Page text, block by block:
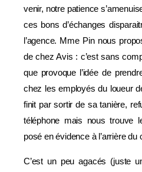
venir, notre patience
ces bons d’échanges
l’agence. Mme Pin nous
de chez Avis : c’est sans
que provoque l’idée de
chez les employés du loueur
finit par sortir de sa tanière,
téléphone mais nous trouve
posé en évidence à l’arrière du
C’est un peu agacés (juste